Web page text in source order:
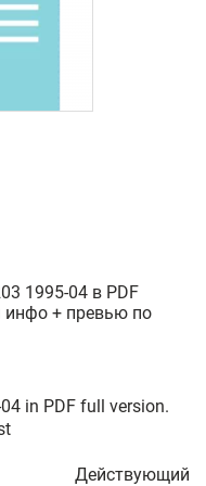
1995-04 в PDF
инфо + превью по
in PDF full version.
Действующий